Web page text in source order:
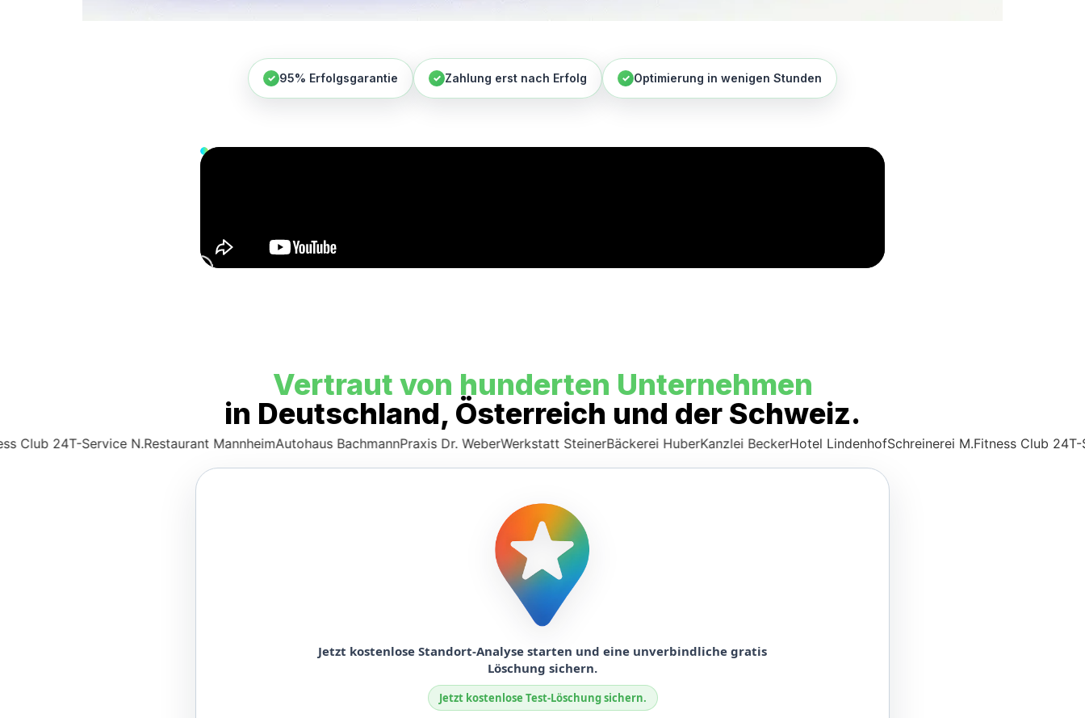
✓ 95% Erfolgsgarantie ✓ Zahlung erst nach Erfolg ✓ Optimierung in wenigen Stunden
Vertraut von hunderten Unternehmen
in Deutschland, Österreich und der Schweiz.
24T-Service N.Restaurant MannheimAutohaus BachmannPraxis Dr. WeberWerkstatt Steiner Bäckerei HuberKanzlei BeckerHotel LindenhofSchreinerei M.Fitness Club 24T-Service
Jetzt kostenlose Standort-Analyse starten und eine unverbindliche gratis
Löschung sichern.
Jetzt kostenlose Test-Löschung sichern. Unternehmen suchen